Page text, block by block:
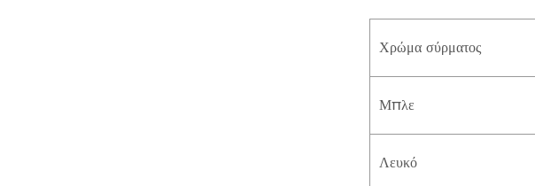
Χρώμα σύρματος
Μπλε
Λευκό